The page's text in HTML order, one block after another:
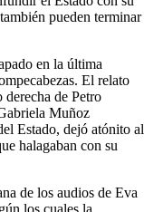
pueden terminar
en la última
El relato
de Petro
Muñoz
Estado, dejó atónito al
halagaban con su
de los audios de Eva